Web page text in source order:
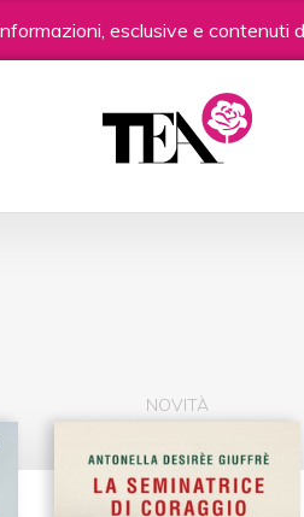
esclusive e contenuti
NOVITÀ